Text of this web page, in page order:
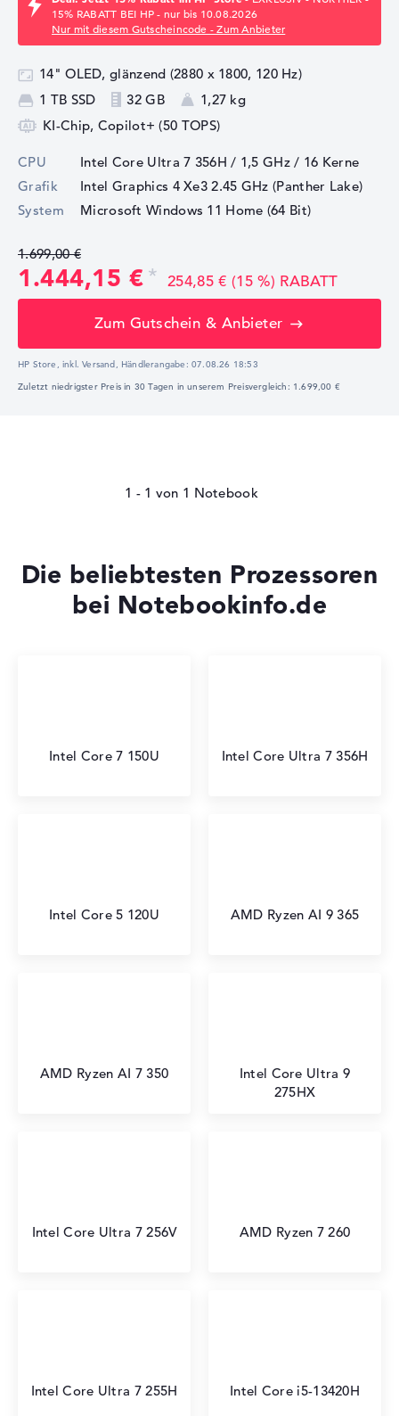
15% RABATT BEI HP - nur bis 10.08.2026
Nur mit diesem Gutscheincode - Zum Anbieter
14" OLED, glänzend (2880 x 1800, 120 Hz)
1 TB SSD
32 GB
1,27 kg
KI-Chip, Copilot+ (50 TOPS)
CPU Intel Core Ultra 7 356H / 1,5 GHz/ 16 Kerne
Grafik
Intel Graphics 4 Xe3 2.45 GHz (Panther Lake)
System
Microsoft Windows 11 Home (64 Bit)
1.699,00 €
1.444,15 € 254,85 € (15 %) RABATT
Zum Gutschein & Anbieter
HP Store, inkl. Versand, Händlerangabe:07.08.26 18:53
Zuletzt niedrigster Preis in 30 Tagen in unserem Preisvergleich: 1.699,00 €
1 - 1 von 1
Die beliebtesten Prozessoren
bei Notebookinfo.de
Intel Core 7 150U Intel Core Ultra 7 356H
Intel Core 5 120U AMD Ryzen AI 9 365
AMD Ryzen AI 7 350
Intel Core Ultra 9
275HX
Intel Core Ultra 7 256V AMD Ryzen 7 260
Intel Core Ultra 7 255H Intel Core i5-13420H